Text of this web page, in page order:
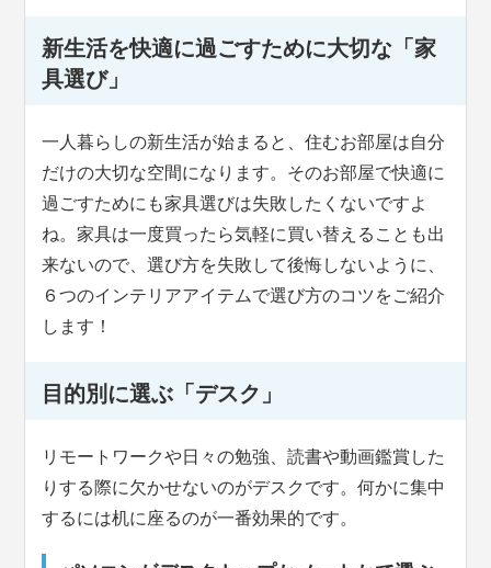
新生活を快適に過ごすために大切な「家
具選び」
一人暮らしの新生活が始まると、住むお部屋は自分
だけの大切な空間になります。そのお部屋で快適に
過ごすためにも家具選びは失敗したくないですよ
ね。家具は一度買ったら気軽に買い替えることも出
来ないので、選び方を失敗して後悔しないように、
６つのインテリアアイテムで選び方のコツをご紹介
します！
目的別に選ぶ「デスク」
リモートワークや日々の勉強、読書や動画鑑賞した
りする際に欠かせないのがデスクです。何かに集中
するには机に座るのが一番効果的です。